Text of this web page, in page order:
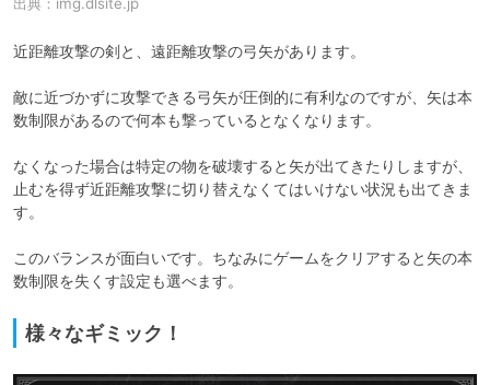
近距離攻撃の剣と、遠距離攻撃の弓矢があります。
敵に近づかずに攻撃できる弓矢が圧倒的に有利なのですが、矢は本
数制限があるので何本も撃っているとなくなります。
なくなった場合は特定の物を破壊すると矢が出てきたりしますが、
止むを得ず近距離攻撃に切り替えなくてはいけない状況も出てきま
す。
このバランスが面白いです。ちなみにゲームをクリアすると矢の本
数制限を失くす設定も選べます。
様々なギミック！